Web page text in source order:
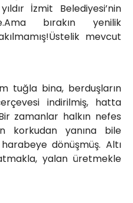
İzmit Belediyesi’nin
bırakın yenilik
mevcut
tuğla bina, berduşların
indirilmiş, hatta
zamanlar halkın nefes
korkudan yanına bile
dönüşmüş. Altı
yalan üretmekle